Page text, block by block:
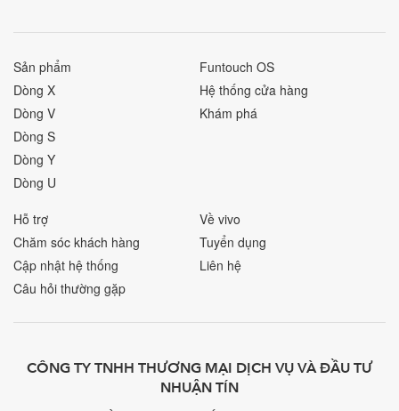
Sản phẩm
Dòng X
Dòng V
Dòng S
Dòng Y
Dòng U
Funtouch OS
Hệ thống cửa hàng
Khám phá
Hỗ trợ
Chăm sóc khách hàng
Cập nhật hệ thống
Câu hỏi thường gặp
Về vivo
Tuyển dụng
Liên hệ
CÔNG TY TNHH THƯƠNG MẠI DỊCH VỤ VÀ ĐẦU TƯ
NHUẬN TÍN